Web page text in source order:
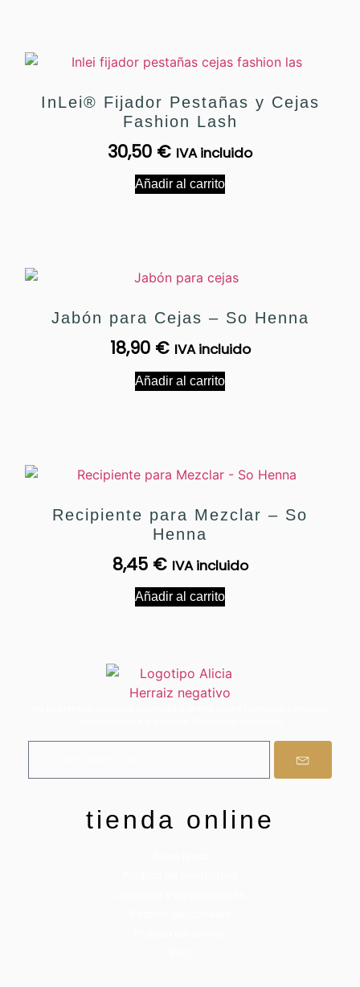
InLei® Fijador Pestañas y Cejas
Fashion Lash
30,50 € IVA incluido
Añadir al carrito
Jabón para Cejas – So Henna
18,90 € IVA incluido
Añadir al carrito
Recipiente para Mezclar – So
Henna
8,45 € IVA incluido
Añadir al carrito
tienda online